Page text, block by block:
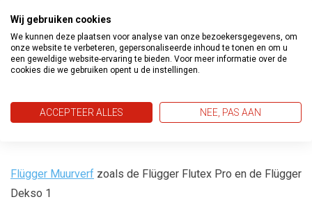
te brengen en zorgt voor een egaal en professioneel
resultaat zonder strepen of vlekken. Hierdoor is het
geschikt voor zowel doe-het-zelvers als professionele
Laat je favorieteFlügger 80
kleur mengen in een van de
Flügger Muurverf zoals de Flügger Flutex Pro en de Flügger
Dekso 1
Wij gebruiken cookies
We kunnen deze plaatsen voor analyse van onze bezoekersgegevens, om
onze website te verbeteren, gepersonaliseerde inhoud te tonen en om u
een geweldige website-ervaring te bieden. Voor meer informatie over de
cookies die we gebruiken opent u de instellingen.
ACCEPTEER ALLES NEE, PAS AAN